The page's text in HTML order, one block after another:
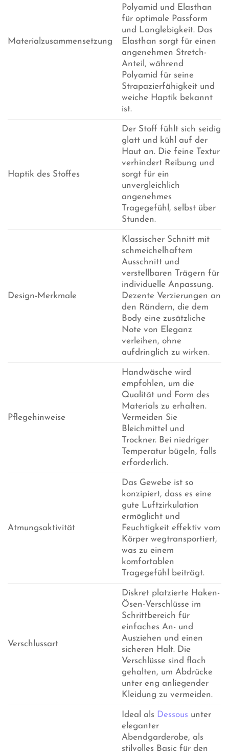
Materialzusammensetzung
Polyamid und Elasthan
für optimale Passform
und Langlebigkeit. Das
Elasthan sorgt für einen
angenehmen Stretch-
Anteil, während
Polyamid für seine
Strapazierfähigkeit und
weiche Haptik bekannt
ist.
Haptik des Stoffes
Der Stoff fühlt sich seidig
glatt und kühl auf der
Haut an. Die feine Textur
verhindert Reibung und
sorgt für ein
unvergleichlich
angenehmes
Tragegefühl, selbst über
Stunden.
Design-Merkmale
Klassischer Schnitt mit
schmeichelhaftem
Ausschnitt und
verstellbaren Trägern für
individuelle Anpassung.
Dezente Verzierungen an
den Rändern, die dem
Body eine zusätzliche
Note von Eleganz
verleihen, ohne
aufdringlich zu wirken.
Pflegehinweise
Handwäsche wird
empfohlen, um die
Qualität und Form des
Materials zu erhalten.
Vermeiden Sie
Bleichmittel und
Trockner. Bei niedriger
Temperatur bügeln, falls
erforderlich.
Atmungsaktivität
Das Gewebe ist so
konzipiert, dass es eine
gute Luftzirkulation
ermöglicht und
Feuchtigkeit effektiv vom
Körper wegtransportiert,
was zu einem
komfortablen
Tragegefühl beiträgt.
Verschlussart
Diskret platzierte Haken-
Ösen-Verschlüsse im
Schrittbereich für
einfaches An- und
Ausziehen und einen
sicheren Halt. Die
Verschlüsse sind flach
gehalten, um Abdrücke
unter eng anliegender
Kleidung zu vermeiden.
Ideal als Dessous unter
eleganter
Abendgarderobe, als
stilvolles Basic für den